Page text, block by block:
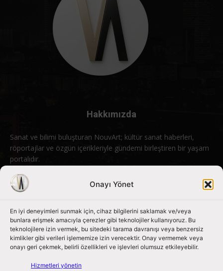
Onayı Yönet
En iyi deneyimleri sunmak için, cihaz bilgilerini saklamak ve/veya
bunlara erişmek amacıyla çerezler gibi teknolojiler kullanıyoruz. Bu
teknolojilere izin vermek, bu sitedeki tarama davranışı veya benzersiz
kimlikler gibi verileri işlememize izin verecektir. Onay vermemek veya
onayı geri çekmek, belirli özellikleri ve işlevleri olumsuz etkileyebilir.
Hizmetleri yönetin
Hakkımızda
Sanat ve bilimi buluşturan NouvArt; kültür sanat haberleri,
röportajlar ve özgün içerikleriyle gündemi birleştiren bir yaşam
portalıdır.
Bizimle iletişime geçin: info@nouvart.net
Bizi Takip Edin